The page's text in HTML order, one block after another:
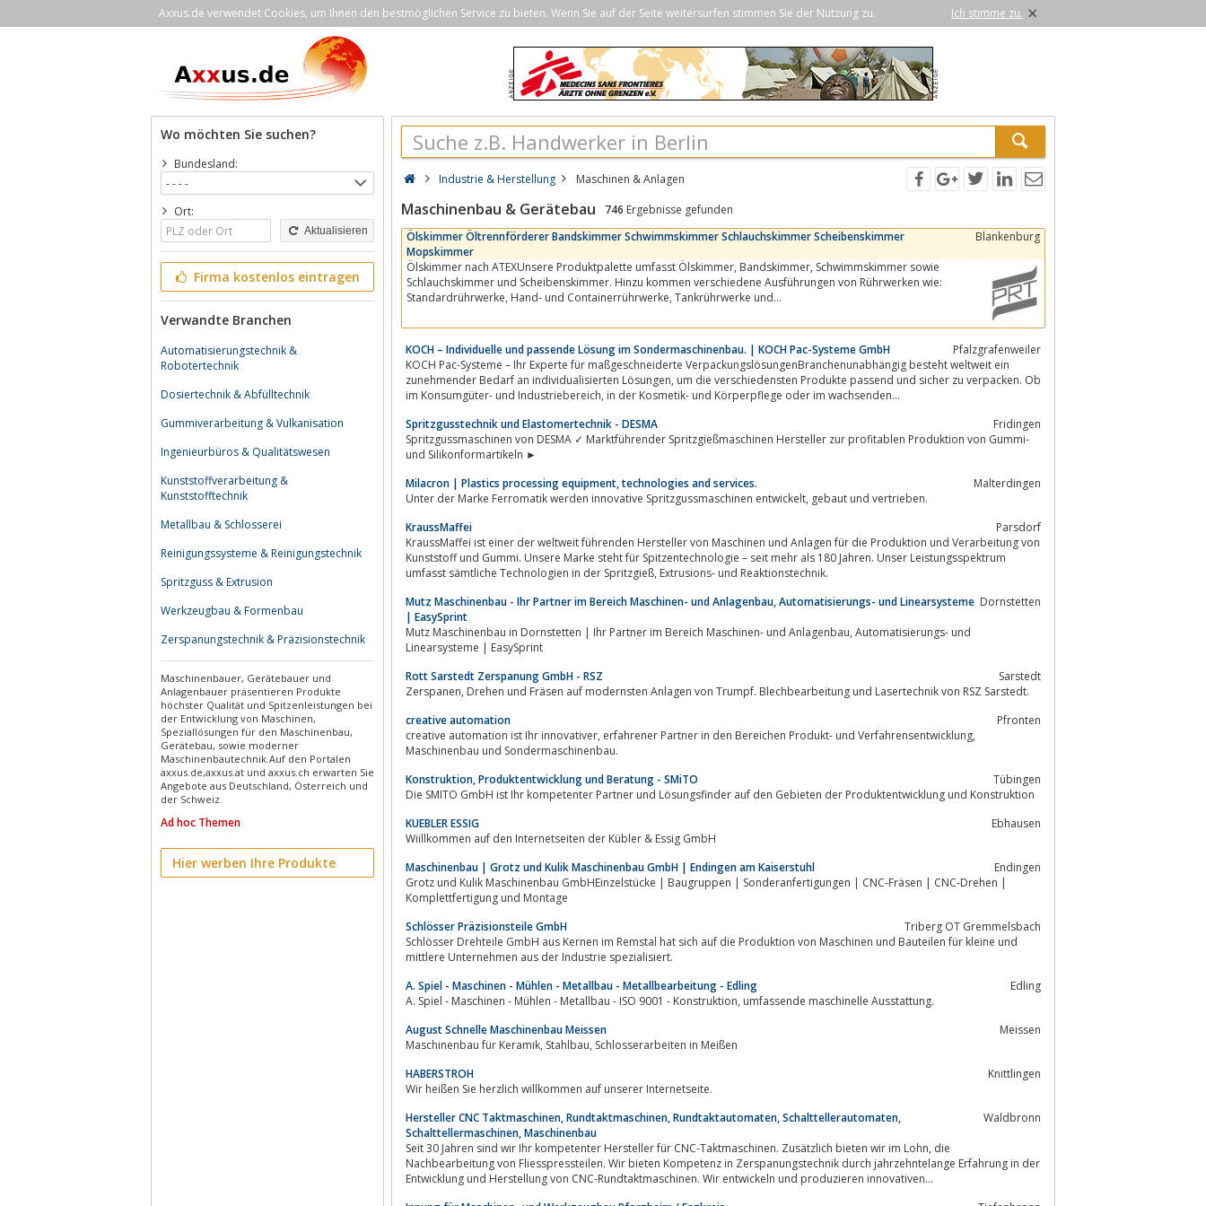
Axxus.de verwendet Cookies, um Ihnen den bestmöglichen Service zu bieten. Wenn Sie auf der Seite weitersurfen stimmen Sie der Nutzung zu. Ich stimme zu. ×
Wo möchten Sie suchen?
Bundesland:
Ort:
Aktualisieren
Firma kostenlos eintragen
Verwandte Branchen
Automatisierungstechnik &
Robotertechnik
Dosiertechnik & Abfülltechnik
Gummiverarbeitung & Vulkanisation
Ingenieurbüros & Qualitätswesen
Kunststoffverarbeitung &
Kunststofftechnik
Metallbau & Schlosserei
Reinigungssysteme & Reinigungstechnik
Spritzguss & Extrusion
Werkzeugbau & Formenbau
Zerspanungstechnik & Präzisionstechnik
Maschinenbauer, Gerätebauer und
Anlagenbauer präsentieren Produkte
höchster Qualität und Spitzenleistungen bei
der Entwicklung von Maschinen,
Speziallösungen für den Maschinenbau,
Gerätebau, sowie moderner
Maschinenbautechnik.Auf den Portalen
axxus.de,axxus.at und axxus.ch erwarten Sie
Angebote aus Deutschland, Österreich und
der Schweiz.
Ad hoc Themen
Hier werben Ihre Produkte
Industrie & Herstellung Maschinen & Anlagen
Maschinenbau & Gerätebau 746 Ergebnisse gefunden
Ölskimmer Öltrennförderer Bandskimmer Schwimmskimmer Schlauchskimmer Scheibenskimmer
Mopskimmer
Blankenburg
Ölskimmer nach ATEXUnsere Produktpalette umfasst Ölskimmer, Bandskimmer, Schwimmskimmer sowie
Schlauchskimmer und Scheibenskimmer. Hinzu kommen verschiedene Ausführungen von Rührwerken wie:
Standardrührwerke, Hand- und Containerrührwerke, Tankrührwerke und
KOCH – Individuelle und passende Lösung im Sondermaschinenbau. | KOCH Pac-Systeme GmbH
Pfalzgrafenweiler
KOCH Pac-Systeme – Ihr Experte für maßgeschneiderte VerpackungslösungenBranchenunabhängig besteht weltweit ein
zunehmender Bedarf an individualisierten Lösungen, um die verschiedensten Produkte passend und sicher zu verpacken. Ob
im Konsumgüter- und Industriebereich, in der Kosmetik- und Körperpflege oder im wachsenden...
Spritzgusstechnik und Elastomertechnik - DESMA
Fridingen
Spritzgussmaschinen von DESMA ✓ Marktführender Spritzgießmaschinen Hersteller zur profitablen Produktion von Gummi-
und Silikonformartikeln ►
Milacron | Plastics processing equipment, technologies and services.
Malterdingen
Unter der Marke Ferromatik werden innovative Spritzgussmaschinen entwickelt, gebaut und vertrieben.
KraussMaffei
Parsdorf
KraussMaffei ist einer der weltweit führenden Hersteller von Maschinen und Anlagen für die Produktion und Verarbeitung von
Kunststoff und Gummi. Unsere Marke steht für Spitzentechnologie – seit mehr als 180 Jahren. Unser Leistungsspektrum
umfasst sämtliche Technologien in der Spritzgieß, Extrusions- und Reaktionstechnik.
Mutz Maschinenbau - Ihr Partner im Bereich Maschinen- und Anlagenbau, Automatisierungs- und Linearsysteme
| EasySprint
Dornstetten
Mutz Maschinenbau in Dornstetten | Ihr Partner im Bereich Maschinen- und Anlagenbau, Automatisierungs- und
Linearsysteme | EasySprint
Rott Sarstedt Zerspanung GmbH - RSZ
Sarstedt
Zerspanen, Drehen und Fräsen auf modernsten Anlagen von Trumpf. Blechbearbeitung und Lasertechnik von RSZ Sarstedt.
creative automation
Pfronten
creative automation ist Ihr innovativer, erfahrener Partner in den Bereichen Produkt- und Verfahrensentwicklung,
Maschinenbau und Sondermaschinenbau.
Konstruktion, Produktentwicklung und Beratung - SMiTO
Tübingen
Die SMITO GmbH ist Ihr kompetenter Partner und Lösungsfinder auf den Gebieten der Produktentwicklung und Konstruktion
KUEBLER ESSIG
Ebhausen
Wiillkommen auf den Internetseiten der Kübler & Essig GmbH
Maschinenbau | Grotz und Kulik Maschinenbau GmbH | Endingen am Kaiserstuhl
Endingen
Grotz und Kulik Maschinenbau GmbHEinzelstücke | Baugruppen | Sonderanfertigungen | CNC-Fräsen | CNC-Drehen |
Komplettfertigung und Montage
Schlösser Präzisionsteile GmbH
Triberg OT Gremmelsbach
Schlösser Drehteile GmbH aus Kernen im Remstal hat sich auf die Produktion von Maschinen und Bauteilen für kleine und
mittlere Unternehmen aus der Industrie spezialisiert.
A. Spiel - Maschinen - Mühlen - Metallbau - Metallbearbeitung - Edling
Edling
A. Spiel - Maschinen - Mühlen - Metallbau - ISO 9001 - Konstruktion, umfassende maschinelle Ausstattung.
August Schnelle Maschinenbau Meissen
Meissen
Maschinenbau für Keramik, Stahlbau, Schlosserarbeiten in Meißen
HABERSTROH
Knittlingen
Wir heißen Sie herzlich willkommen auf unserer Internetseite.
Hersteller CNC Taktmaschinen, Rundtaktmaschinen, Rundtaktautomaten, Schalttellerautomaten,
Schalttellermaschinen, Maschinenbau
Waldbronn
Seit 30 Jahren sind wir Ihr kompetenter Hersteller für CNC-Taktmaschinen. Zusätzlich bieten wir im Lohn, die
Nachbearbeitung von Fliesspressteilen. Wir bieten Kompetenz in Zerspanungstechnik durch jahrzehntelange Erfahrung in der
Entwicklung und Herstellung von CNC-Rundtaktmaschinen. Wir entwickeln und produzieren innovativen...